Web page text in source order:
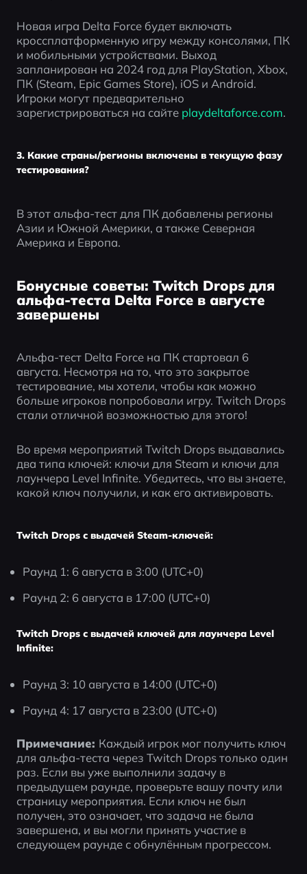
Новая игра Delta Force будет включать
кроссплатформенную игру между консолями, ПК
и мобильными устройствами. Выход
запланирован на 2024 год для PlayStation, Xbox,
ПК (Steam, Epic Games Store), iOS и Android.
Игроки могут предварительно
зарегистрироваться на сайте playdeltaforce.com.
3. Какие страны/регионы включены в текущую фазу
тестирования?
В этот альфа-тест для ПК добавлены регионы
Азии и Южной Америки, а также Северная
Америка и Европа.
Бонусные советы: Twitch Drops для
альфа-теста Delta Force в августе
завершены
Альфа-тест Delta Force на ПК стартовал 6
августа. Несмотря на то, что это закрытое
тестирование, мы хотели, чтобы как можно
больше игроков попробовали игру. Twitch Drops
стали отличной возможностью для этого!
Во время мероприятий Twitch Drops выдавались
два типа ключей: ключи для Steam и ключи для
лаунчера Level Infinite. Убедитесь, что вы знаете,
какой ключ получили, и как его активировать.
Twitch Drops с выдачей Steam-ключей:
Раунд 1: 6 августа в 3:00 (UTC+0)
Раунд 2: 6 августа в 17:00 (UTC+0)
Twitch Drops с выдачей ключей для лаунчера Level
Infinite:
Раунд 3: 10 августа в 14:00 (UTC+0)
Раунд 4: 17 августа в 23:00 (UTC+0)
Примечание: Каждый игрок мог получить ключ
для альфа-теста через Twitch Drops только один
раз. Если вы уже выполнили задачу в
предыдущем раунде, проверьте вашу почту или
страницу мероприятия. Если ключ не был
получен, это означает, что задача не была
завершена, и вы могли принять участие в
следующем раунде с обнулённым прогрессом.